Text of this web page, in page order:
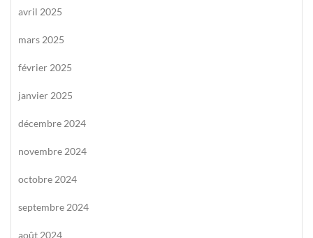
avril 2025
mars 2025
février 2025
janvier 2025
décembre 2024
novembre 2024
octobre 2024
septembre 2024
août 2024